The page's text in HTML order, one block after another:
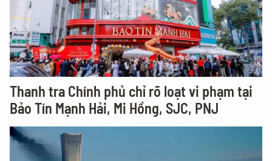
Thanh tra Chính phủ chỉ rõ loạt vi phạm tại
Bảo Tín Mạnh Hải, Mi Hồng, SJC, PNJ